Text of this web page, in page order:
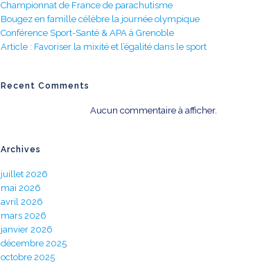
Championnat de France de parachutisme
Bougez en famille célèbre la journée olympique
Conférence Sport-Santé & APA à Grenoble
Article : Favoriser la mixité et l’égalité dans le sport
Recent Comments
Aucun commentaire à afficher.
Archives
juillet 2026
mai 2026
avril 2026
mars 2026
janvier 2026
décembre 2025
octobre 2025